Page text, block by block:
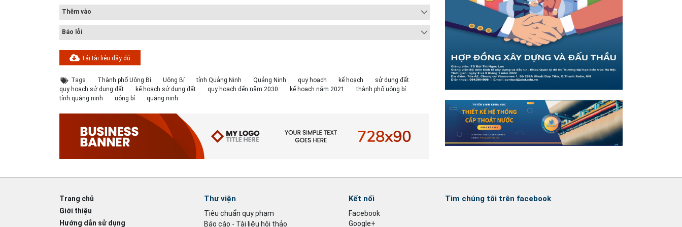
Thêm vào
Báo lỗi
Tải tài liệu đầy đủ
Tags Thành phố Uông Bí Uông Bí tỉnh Quảng Ninh Quảng Ninh quy hoạch kế hoạch
sử dụng đất
quy hoạch sử dụng đất
kế hoạch sử dụng đất quy hoạch đến năm 2030 kế hoạch năm 2021
thành phố uông bí
tỉnh quảng ninh
uông bí quảng ninh
Trang chủ
Giới thiệu
Hướng dẫn sử dụng
Thư viện
Tiêu chuẩn quy phạm
Báo cáo - Tài liệu hội thảo
Kết nối
Facebook
Google+
Tìm chúng tôi trên facebook